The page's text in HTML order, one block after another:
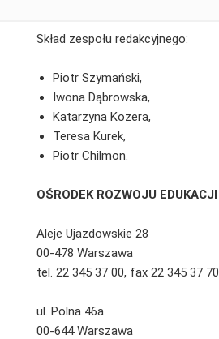
Skład zespołu redakcyjnego:
Piotr Szymański,
Iwona Dąbrowska,
Katarzyna Kozera,
Teresa Kurek,
Piotr Chilmon.
OŚRODEK ROZWOJU EDUKACJI
Aleje Ujazdowskie 28
00-478 Warszawa
tel. 22 345 37 00, fax 22 345 37 70
ul. Polna 46a
00-644 Warszawa